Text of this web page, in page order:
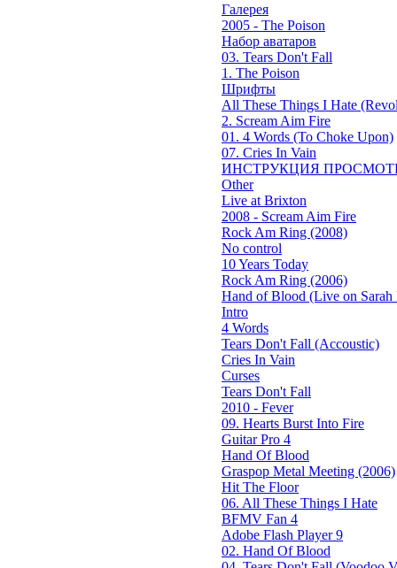
Галерея
2005 - The Poison
Набор аватаров
03. Tears Don't Fall
1. The Poison
Шрифты
All These Things I Hate
2. Scream Aim Fire
01. 4 Words (To Choke Upon)
07. Cries In Vain
ИНСТРУКЦИЯ
Other
Live at Brixton
2008 - Scream Aim Fire
Rock Am Ring (2008)
No control
10 Years Today
Rock Am Ring (2006)
Hand of Blood (Live on Sarah
Intro
4 Words
Tears Don't Fall (Accoustic)
Cries In Vain
Curses
Tears Don't Fall
2010 - Fever
09. Hearts Burst Into Fire
Guitar Pro 4
Hand Of Blood
Graspop Metal Meeting (2006)
Hit The Floor
06. All These Things I Hate
BFMV Fan 4
Adobe Flash Player 9
02. Hand Of Blood